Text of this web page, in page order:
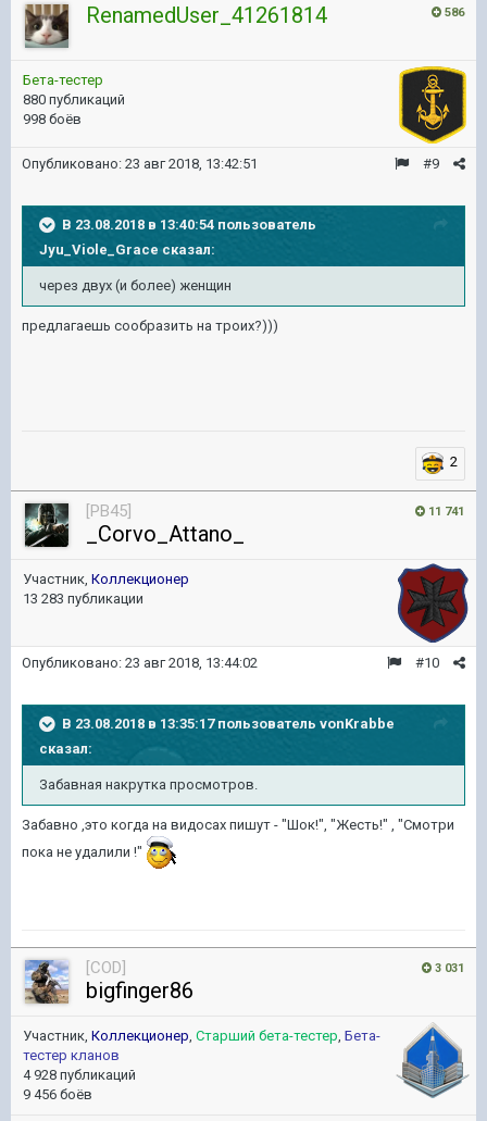
586
RenamedUser_41261814
Бета-тестер
880 публикаций
998 боёв
#9
Опубликовано: 23 авг 2018, 13:42:51
В 23.08.2018 в 13:40:54 пользователь
Jyu_Viole_Graceсказал:
через двух (и более) женщин
предлагаешь сообразить на троих?)))
2
11 741
[PB45]
_Corvo_Attano_
Участник, Коллекционер
13 283 публикации
#10
Опубликовано: 23 авг 2018, 13:44:02
В 23.08.2018 в 13:35:17 пользователь vonKrabbe
сказал:
Забавная накрутка просмотров.
Забавно ,это когда на видосах пишут - "Шок!", "Жесть!" , "Смотри
пока не удалили !"
3 031
[COD]
bigfinger86
Участник, Коллекционер Старший бета-тестер Бета-
тестер кланов
4 928 публикаций
9 456 боёв